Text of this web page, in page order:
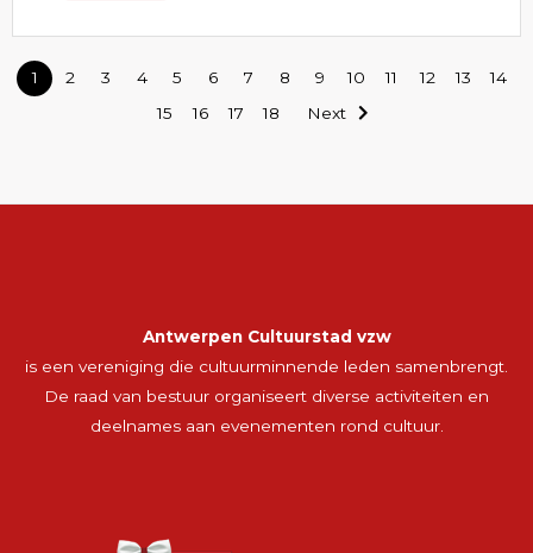
1 2 3 4 5 6 7 8 9 10 11 12 13
14
15
16 17 18 Next
Antwerpen Cultuurstad vzw
is een vereniging die cultuurminnende leden samenbrengt.
De raad van bestuur organiseert diverse activiteiten en
deelnames aan evenementen rond cultuur.